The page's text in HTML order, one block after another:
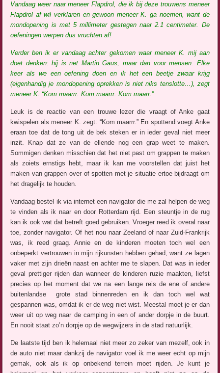
Vandaag weer naarmeneer Flapdrol, die ik bij deze trouwens meneer
Flapdrol af wil verklaren en gewoon meneer K. ga noemen, want de
mondopening is met 5 millimeter gestegen naar 2.1 centimeter. De
oefeningen werpen dus vruchten af!
Verder ben ik er vandaag achter gekomen waar meneer K. mij aan
doet denken: hij is net Martin Gaus, maar dan voor mensen. Elke
keer als we een oefening doen en ik het een beetje zwaar krijg
(eigenhandig je mondopening oprekken is niet niks tenslotte…), zegt
meneer K: “Kom maarrr. Kom maarrr. Kom maarr.”
Leuk is de reactie van een trouwe lezer die vraagt of Anke gaat
kwispelen als meneer K. zegt: “Kom maarrr.” En spottend voegt Anke
eraan toe dat de tong uit de bek steken er in ieder geval niet meer
inzit. Knap dat ze van de ellende nog een grap weet te maken.
Sommigen denken misschien dat het niet past om grappen te maken
als zoiets ernstigs hebt, maar ik kan me voorstellen dat juist het
maken van grappen over of spotten met je situatie ertoe bijdraagt om
het dragelijk te houden.
Vandaag bestel ik via internet een navigator die me zal helpen de weg
te vinden als ik naar en door Rotterdam rijd. Een steuntje in de rug
kan ik ook wat dat betreft goed gebruiken. Vroeger reed ik overal naar
toe, zonder navigator. Of het nou naar Zeeland of naar Zuid-Frankrijk
was, ik reed graag. Annie en de kinderen moeten toch wel een
onbeperkt vertrouwen in mijn rijkunsten hebben gehad, want ze lagen
vaker met zijn drieën naast en achter me te slapen. Dat was in ieder
geval prettiger rijden dan wanneer de kinderen ruzie maakten, liefst
precies op het moment dat we na een lange reis de ene of andere
buitenlandse grote stad binnenreden en ik dan toch wel wat
gespannen was, omdat ik er de weg niet wist. Meestal moet je er dan
weer uit op weg naar de camping in een of ander dorpje in de buurt.
En nooit staat zo’n dorpje op de wegwijzers in de stad natuurlijk.
De laatste tijd ben ik helemaal niet meer zo zeker van mezelf, ook in
de auto niet maar dankzij de navigator voel ik me weer echt op mijn
gemak, ook als ik op onbekend terrein moet rijden. Je kunt je